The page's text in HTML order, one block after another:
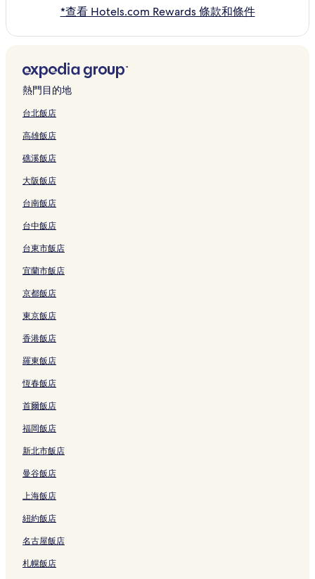
*查看 Hotels.com Rewards 條款和條件
熱門目的地
台北飯店
高雄飯店
礁溪飯店
大阪飯店
台南飯店
台中飯店
台東市飯店
宜蘭市飯店
京都飯店
東京飯店
香港飯店
羅東飯店
恆春飯店
首爾飯店
福岡飯店
新北市飯店
曼谷飯店
上海飯店
紐約飯店
名古屋飯店
札幌飯店